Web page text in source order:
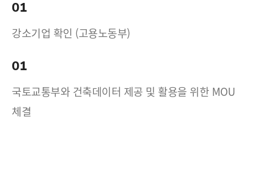
01
강소기업 확인 (고용노동부)
01
국토교통부와 건축데이터 제공 및 활용을 위한 MOU
체결